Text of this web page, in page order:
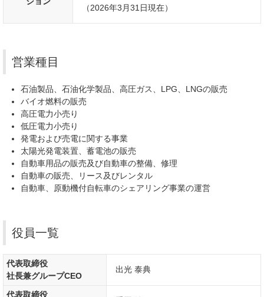
（2026年3月31日現在）
営業種目
石油製品、石油化学製品、高圧ガス、LPG、LNGの販売
バイオ燃料の販売
高圧電力小売り
低圧電力小売り
発電および売電に関する事業
太陽光発電装置、蓄電池の販売
自動車用品の販売及び自動車の整備、修理
自動車の販売、リース及びレンタル
自動車、原動機付自転車のシェアリング事業の運営
役員一覧
代表取締役
社長兼グループCEO
出光 泰典
代表取締役